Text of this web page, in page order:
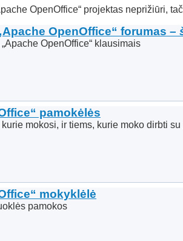
OpenOffice“ projektas neprižiūri,
OpenOffice“ forumas –
OpenOffice“ klausimais
pamokėlės
mokosi, ir tiems, kurie moko dirbti su
mokyklėlė
pamokos